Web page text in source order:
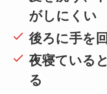
がしにくい
後ろに手を
夜寝ている
る